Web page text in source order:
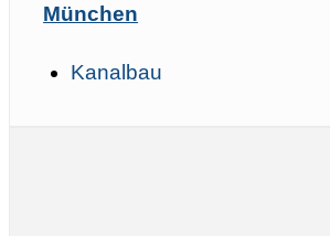
München
Kanalbau